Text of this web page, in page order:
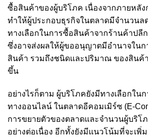
ซื้อสินค้าของผู้บริโภค เนื่องจากภายหลัง
ทำให้ผู้ประกอบธุรกิจในตลาดมีจำนวนล
ทางเลือกในการซื้อสินค้าจากร้านค้าปลี
ซึ่งอาจส่งผลให้ผู้ขออนุญาตมีอำนาจในก
สินค้า รวมถึงชนิดและปริมาณ ของสินค้
ขึ้น
อย่างไรก็ตาม ผู้บริโภคยังมีทางเลือกใน
ทางออนไลน์ ในตลาดอีคอมเมิร์ซ (E-
การขยายตัวของตลาดและจำนวนผู้บริโ
อย่างต่อเนื่อง อีกทั้งยังมีแนวโน้มที่จะเพิ่